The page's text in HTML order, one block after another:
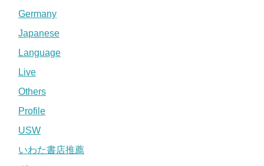
Germany
Japanese
Language
Live
Others
Profile
USW
いわた書店推薦